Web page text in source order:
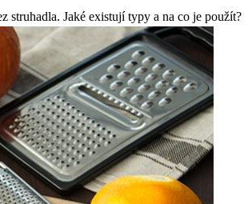
struhadla. Jaké existují typy a na co je použít?